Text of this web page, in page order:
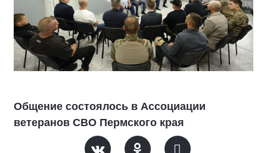
Общение состоялось в Ассоциации
ветеранов СВО Пермского края